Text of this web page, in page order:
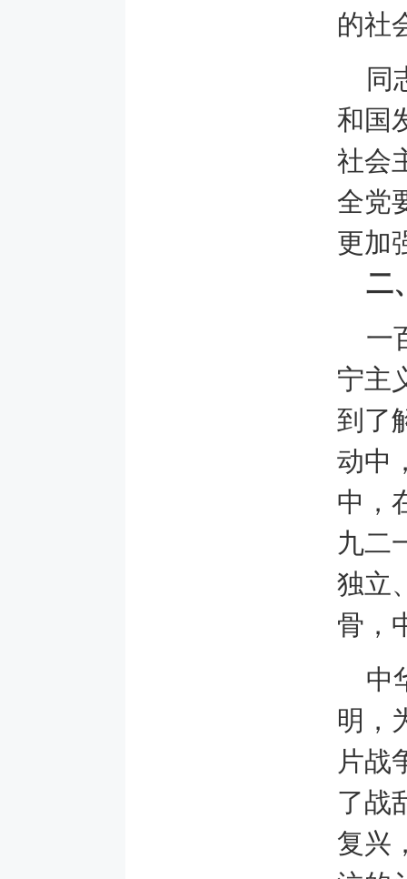
的社
同
和国
社会
全党
更加
二
一
宁主
到了
动中
中，
九二
独立
骨，
中
明，
片战
了战
复兴